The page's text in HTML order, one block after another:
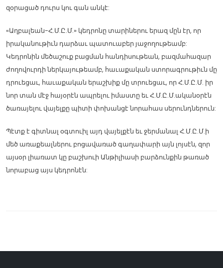
զօրացած դուրս կու գան անկէ:
«Աղբալեան-Հ.Մ.Ը.Մ.» կեդրոնը տարիներու երազ մըն էր, որ
իրականութիւն դարձաւ պատուաբեր յաջողութեամբ:
Կեդրոնին մեծաշուք բացման հանդիսութեան, բազմահազար
ժողովուրդի ներկայութեամբ, հաւաքական ստորագրութիւն մը
դրուեցաւ, հաւաքական երաշխիք մը տրուեցաւ, որ Հ.Մ.Ը.Մ. իր
նոր տան մէջ հայօրէն ապրելու իմաստը եւ Հ.Մ.Ը.Մ.ականօրէն
ծառայելու վայելքը պիտի փոխանցէ նորահաս սերունդներուն:
Պէտք է գիտնալ օգտուիլ այդ վայելքէն եւ ջերմանալ Հ.Մ.Ը.Մ.ի
մեծ առաքեալներու բոցավառած գաղափարի այն լոյսէն, զոր
այսօր լիառատ կը բաշխուի Անթիլիասի բարձունքին թառած
նորաբաց այս կեդրոնէն: